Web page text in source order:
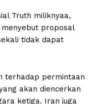
Truth miliknyaa,
proposal
tidak dapat
terhadap permintaan
akan diencerkan
ketiga. Iran juga